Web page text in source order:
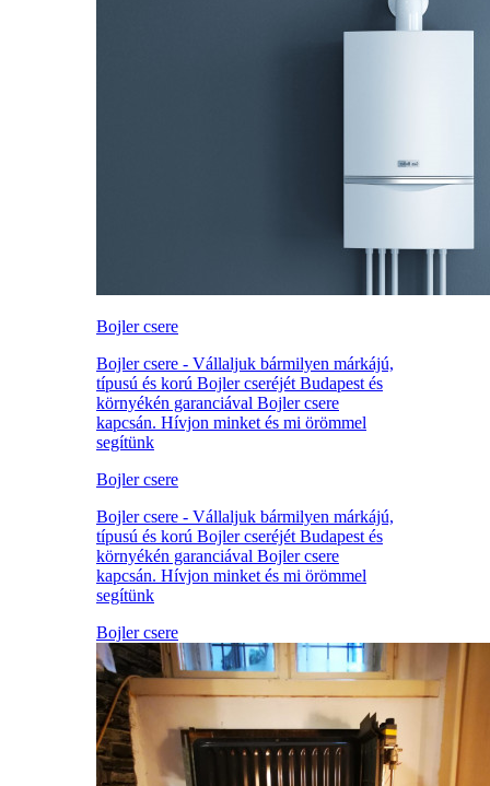
Bojler csere
Bojler csere - Vállaljuk bármilyen márkájú,
típusú és korú Bojler cseréjét Budapest és
környékén garanciával Bojler csere
kapcsán. Hívjon minket és mi örömmel
segítünk
Bojler csere
Bojler csere - Vállaljuk bármilyen márkájú,
típusú és korú Bojler cseréjét Budapest és
környékén garanciával Bojler csere
kapcsán. Hívjon minket és mi örömmel
segítünk
Bojler csere